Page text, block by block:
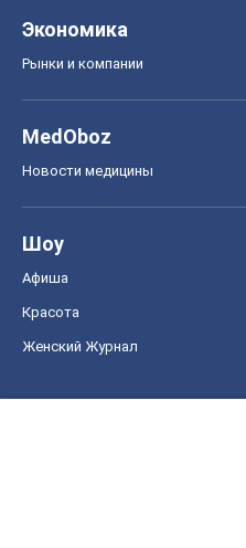
Экономика
Рынки и компании
MedOboz
Новости медицины
Шоу
Афиша
Красота
Женский Журнал